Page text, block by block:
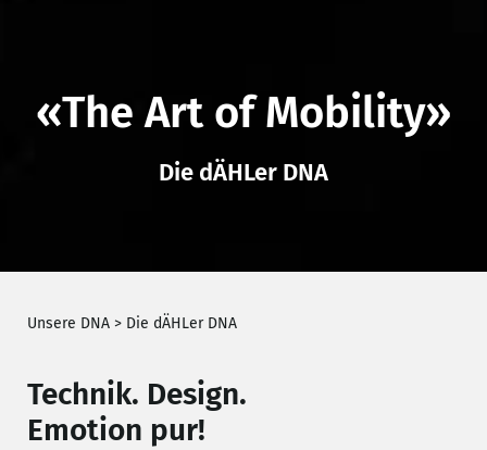
«The Art of Mobility»
Die dÄHLer DNA
Unsere DNA > Die dÄHLer DNA
Technik. Design.
Emotion pur!